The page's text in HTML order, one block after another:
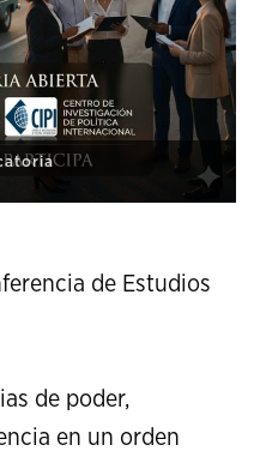
Strategic Studies
de Estudios
de poder,
en un orden